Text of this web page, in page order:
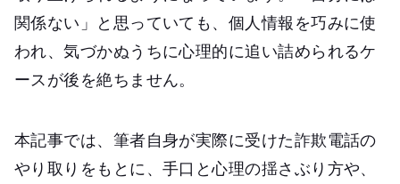
関係ない」と思っていても、個人情報を巧みに使
われ、気づかぬうちに心理的に追い詰められるケ
ースが後を絶ちません。
本記事では、筆者自身が実際に受けた詐欺電話の
やり取りをもとに、手口と心理の揺さぶり方や、